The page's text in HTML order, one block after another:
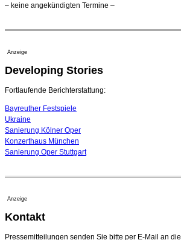
– keine angekündigten Termine –
Anzeige
Developing Stories
Fortlaufende Berichterstattung:
Bayreuther Festspiele
Ukraine
Sanierung Kölner Oper
Konzerthaus München
Sanierung Oper Stuttgart
Anzeige
Kontakt
Pressemitteilungen senden Sie bitte per E-Mail an die